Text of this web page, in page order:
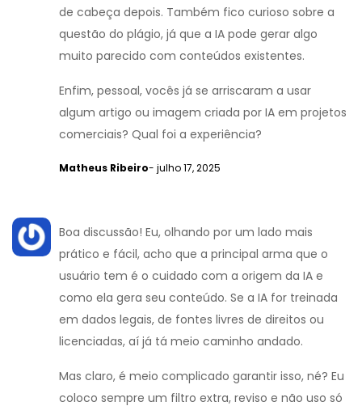
de cabeça depois. Também fico curioso sobre a
questão do plágio, já que a IA pode gerar algo
muito parecido com conteúdos existentes.
Enfim, pessoal, vocês já se arriscaram a usar
algum artigo ou imagem criada por IA em projetos
comerciais? Qual foi a experiência?
Matheus Ribeiro- julho 17, 2025
Boa discussão! Eu, olhando por um lado mais
prático e fácil, acho que a principal arma que o
usuário tem é o cuidado com a origem da IA e
como ela gera seu conteúdo. Se a IA for treinada
em dados legais, de fontes livres de direitos ou
licenciadas, aí já tá meio caminho andado.
Mas claro, é meio complicado garantir isso, né? Eu
coloco sempre um filtro extra, reviso e não uso só